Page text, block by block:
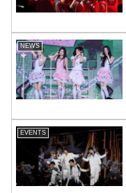
NEWS
EVENTS